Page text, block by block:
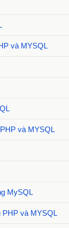
và MYSQL
và MYSQL
MySQL
PHP và MYSQL